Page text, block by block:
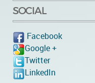
SOCIAL
Facebook
Google +
Twitter
LinkedIn